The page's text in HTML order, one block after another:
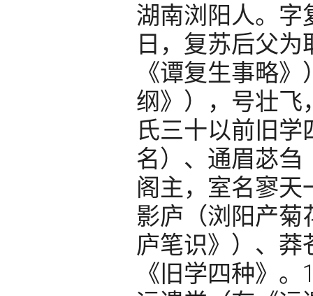
湖南浏阳人。字
日，复苏后父
《谭复生事略
纲》），号壮飞
氏三十以前旧
名）、通眉苾刍
阁主，室名寥天
影庐（浏阳产菊
庐笔识》）、莽
《旧学四种》